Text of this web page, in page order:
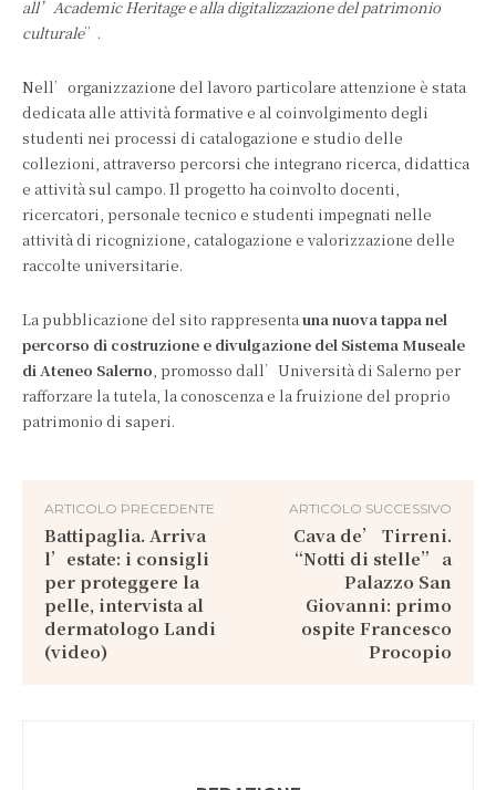
all’Academic Heritage e alla digitalizzazione del patrimonio
culturale”.
Nell’organizzazione del lavoro particolare attenzione è stata
dedicata alle attività formative e al coinvolgimento degli
studenti nei processi di catalogazione e studio delle
collezioni, attraverso percorsi che integrano ricerca, didattica
e attività sul campo. Il progetto ha coinvolto docenti,
ricercatori, personale tecnico e studenti impegnati nelle
attività di ricognizione, catalogazione e valorizzazione delle
raccolte universitarie.
La pubblicazione del sito rappresentauna nuova tappa nel
percorso di costruzione e divulgazione del Sistema Museale
di Ateneo Salerno, promosso dall’Università di Salerno per
rafforzare la tutela, la conoscenza e la fruizione del proprio
patrimonio di saperi.
ARTICOLO PRECEDENTE
Battipaglia. Arriva
l’estate: i consigli
per proteggere la
pelle, intervista al
dermatologo Landi
(video)
ARTICOLO SUCCESSIVO
Cava de’ Tirreni.
“Notti di stelle” a
Palazzo San
Giovanni: primo
ospite Francesco
Procopio